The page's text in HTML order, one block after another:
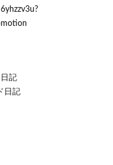
記
日記